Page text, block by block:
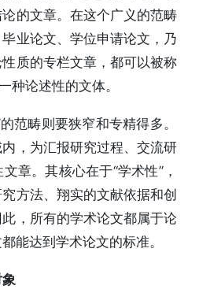
的文章。在这个广义的范畴
业论文、学位申请论文，乃
质的专栏文章，都可以被称
种论述性的文体。
范畴则要狭窄和专精得多。
，为汇报研究过程、交流研
章。其核心在于“学术性”，
方法、翔实的文献依据和创
，所有的学术论文都属于论
能达到学术论文的标准。